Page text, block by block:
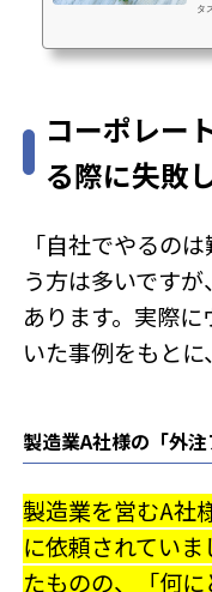
タ
大
非
し
コーポレー
る際に失敗
「自社でやるの
う方は多いです
あります。実際
いた事例をもとに
製造業A社様の「外
製造業を営むA社
に依頼されてい
たものの、「何